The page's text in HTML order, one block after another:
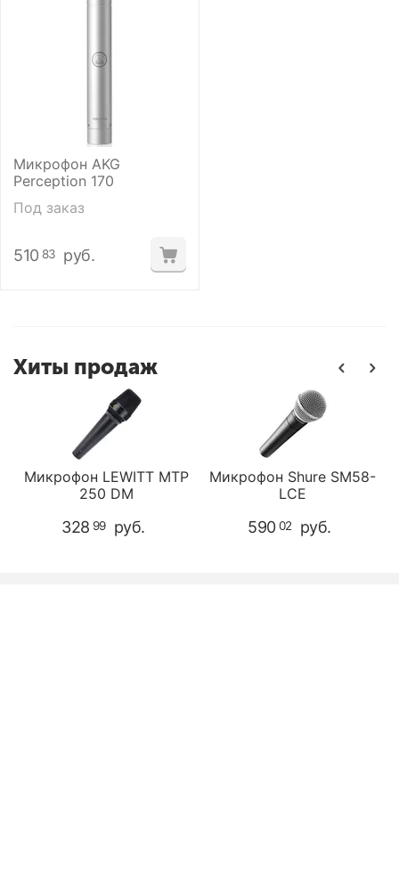
Микрофон AKG
Perception 170
Под заказ
510 83 руб.
Хиты продаж
Микрофон LEWITT MTP
250 DM
328 99 руб.
Микрофон Shure SM58-
LCЕ
59002 руб.